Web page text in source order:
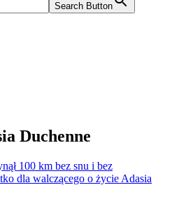
Search Button
Duchenne